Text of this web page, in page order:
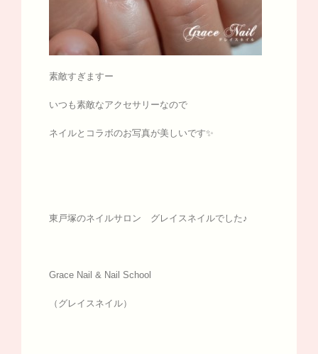
素敵すぎますー
いつも素敵なアクセサリーなので
ネイルとコラボのお写真が美しいです✨
東戸塚のネイルサロン グレイスネイルでした♪
Grace Nail & Nail School
（グレイスネイル）